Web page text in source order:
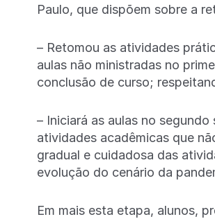
Paulo, que dispõem sobre a
– Retomou as atividades
aulas não ministradas no
conclusão de curso;
– Iniciará as aulas no
atividades acadêmicas que
gradual e cuidadosa das
evolução do cenário da
Em mais esta etapa, alunos,